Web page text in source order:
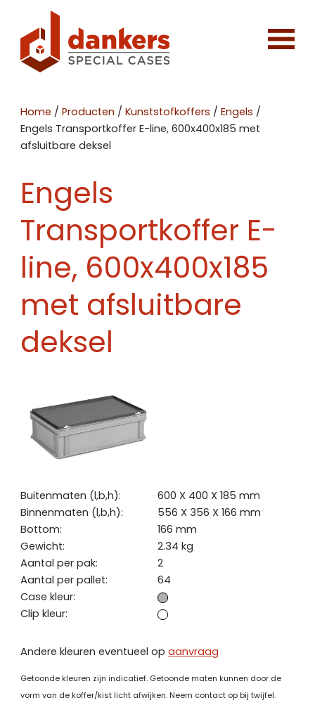
Home /Producten /Kunststofkoffers /Engels /
Engels Transportkoffer E-line, 600x400x185 met
afsluitbare deksel
Engels
Transportkoffer E-
line, 600x400x185
met afsluitbare
deksel
Buitenmaten (l,b,h):
600 X 400 X 185 mm
Binnenmaten (l,b,h):
556 X 356 X 166 mm
Bottom:
166 mm
Gewicht:
2.34 kg
Aantal per pak:
2
Aantal per pallet:
64
Case kleur:
Clip kleur:
Andere kleuren eventueel opaanvraag
Getoonde kleuren zijn indicatief. Getoonde maten kunnen door de
vorm van de koffer/kist licht afwijken. Neem contact op bij twijfel.